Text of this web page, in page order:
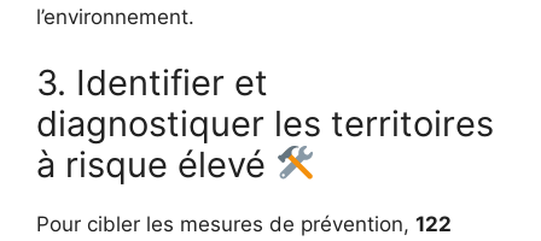
l’environnement.
3. Identifier et
diagnostiquer les territoires
à risque élevé
Pour cibler les mesures de prévention, 122